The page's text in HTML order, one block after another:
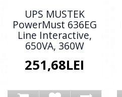
UPS MUSTEK
PowerMust 636EG
Line Interactive,
650VA, 360W
251,68LEI